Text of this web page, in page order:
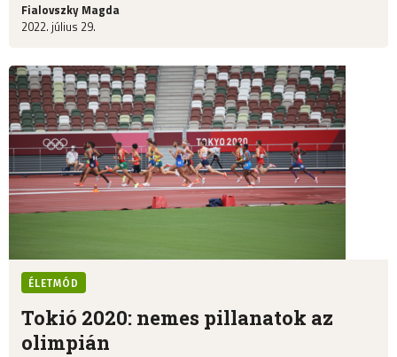
Fialovszky Magda
2022. július 29.
ÉLETMÓD
Tokió 2020: nemes pillanatok az
olimpián